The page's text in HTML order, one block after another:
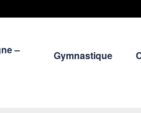
–
Gymnastique